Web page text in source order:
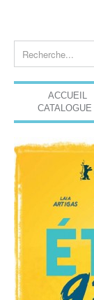
ACCUEIL
CATALOGUE